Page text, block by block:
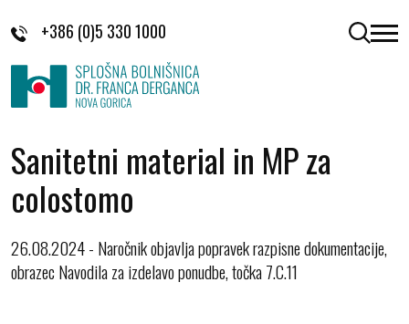
+386 (0)5 330 1000 odpri
Sanitetni material in MP za
colostomo
26.08.2024 - Naročnik objavlja popravek razpisne dokumentacije,
obrazec Navodila za izdelavo ponudbe, točka 7.C.11